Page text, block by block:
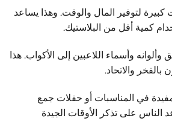
كبيرة لتوفير المال والوقت. وهذا يساعد
كمية أقل من البلاستيك.
وأسماء اللاعبين إلى الأكواب. هذا
والاتحاد.
مفيدة في المناسبات أو حفلات جمع
الناس على تذكر الأوقات الجيدة